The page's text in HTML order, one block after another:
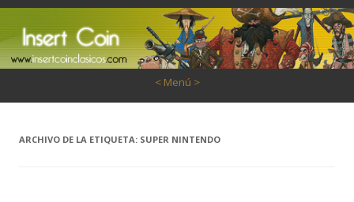
< Menú >
ARCHIVO DE LA ETIQUETA: SUPER NINTENDO